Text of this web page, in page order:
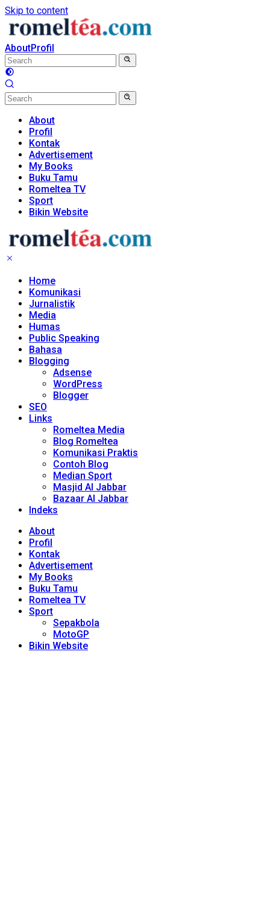
Skip to content
AboutProfil
About
Profil
Kontak
Advertisement
My Books
Buku Tamu
Romeltea TV
Sport
Bikin Website
Home
Komunikasi
Jurnalistik
Media
Humas
Public Speaking
Bahasa
Blogging
Adsense
WordPress
Blogger
SEO
Links
Romeltea Media
Blog Romeltea
Komunikasi Praktis
Contoh Blog
Median Sport
Masjid Al Jabbar
Bazaar Al Jabbar
Indeks
About
Profil
Kontak
Advertisement
My Books
Buku Tamu
Romeltea TV
Sport
Sepakbola
MotoGP
Bikin Website